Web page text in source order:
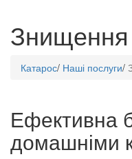
Знищення
Катарос/ Наші послуги/
Ефективна
домашніми